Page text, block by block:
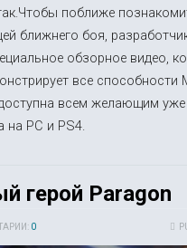
поближе
ближнего боя,
обзорное видео,
все способности
всем желающим уже
на PC и PS4.
герой Paragon
0